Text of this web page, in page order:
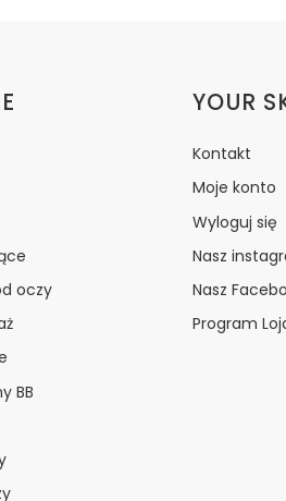
oczy
BB
YOUR
Kontakt
Moje konto
Wyloguj się
Nasz
Nasz
Program